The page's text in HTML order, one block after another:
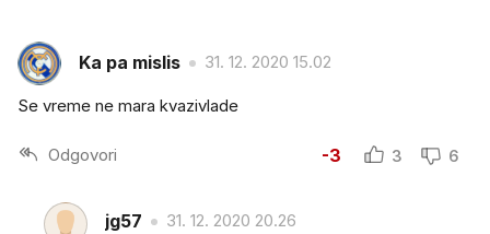
Ka pa mislis 31. 12. 2020 15.02
Se vreme ne mara kvazivlade
Odgovori -3 3 6
jg57 31. 12. 2020 20.26